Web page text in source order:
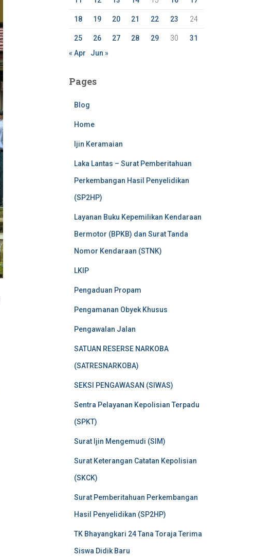
18 19 20 21 22 23 24
25 26 27 28 29 30
31
« Apr
Jun »
Pages
Blog
Home
Ijin Keramaian
Laka Lantas – Surat Pemberitahuan
Perkembangan Hasil Penyelidikan
(SP2HP)
Layanan Buku Kepemilikan Kendaraan
Bermotor (BPKB) dan Surat Tanda
Nomor Kendaraan (STNK)
LKIP
Pengaduan Propam
Pengamanan Obyek Khusus
Pengawalan Jalan
SATUAN RESERSE NARKOBA
(SATRESNARKOBA)
SEKSI PENGAWASAN (SIWAS)
Sentra Pelayanan Kepolisian Terpadu
(SPKT)
Surat Ijin Mengemudi (SIM)
Surat Keterangan Catatan Kepolisian
(SKCK)
Surat Pemberitahuan Perkembangan
Hasil Penyelidikan (SP2HP)
TK Bhayangkari 24 Tana Toraja Terima
Siswa Didik Baru